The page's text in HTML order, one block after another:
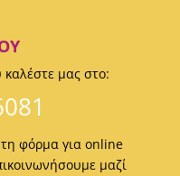
καλέστε μας στο:
φόρμα για online
μαζί